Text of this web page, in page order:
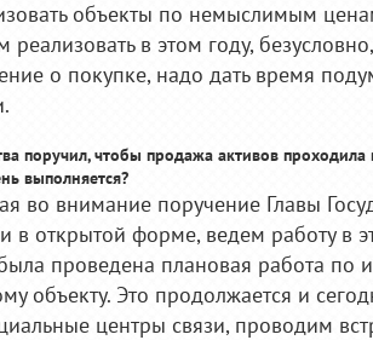
объекты по немыслимым
реализовать в этом году,
о покупке, надо дать время
поручил, чтобы продажа активов
выполняется?
во внимание поручение Главы
в открытой форме, ведем работу в
проведена плановая работа по
объекту. Это продолжается и
центры связи, проводим